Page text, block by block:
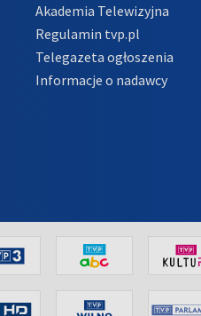
Akademia Telewizyjna
Regulamin tvp.pl
Telegazeta ogłoszenia
Informacje o nadawcy